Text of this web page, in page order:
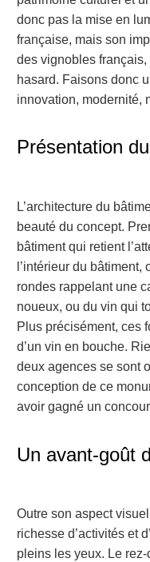
donc pas la mise en
française, mais son
des vignobles français,
hasard. Faisons donc
innovation, modernité,
Présentation
L’architecture du
beauté du concept.
bâtiment qui retient
l’intérieur du
rondes rappelant une
noueux, ou du vin qui
Plus précisément, ces
d’un vin en bouche.
deux agences se sont
conception de ce
avoir gagné un
Un avant-goût
Outre son aspect
richesse d’activités et
pleins les yeux. Le